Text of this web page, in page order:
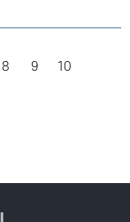
8 9 10